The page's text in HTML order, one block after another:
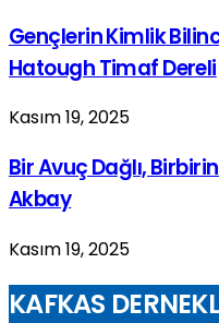
Gençlerin Kimlik
Hatough Timaf Dereli
Kasım 19, 2025
Bir Avuç Dağlı,
Akbay
Kasım 19, 2025
KAFKAS